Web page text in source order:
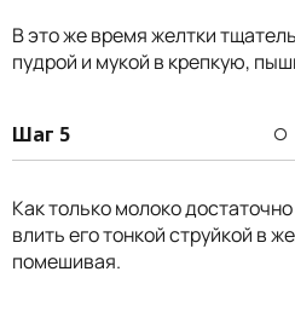
В это же время желтки
пудрой и мукой в крепкую,
Шаг 5
Как только молоко
влить его тонкой струйкой в
помешивая.